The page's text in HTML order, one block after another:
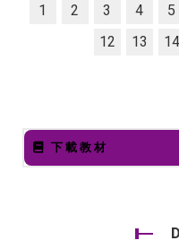
1 2 3 4 5
12
13 14
下載教材